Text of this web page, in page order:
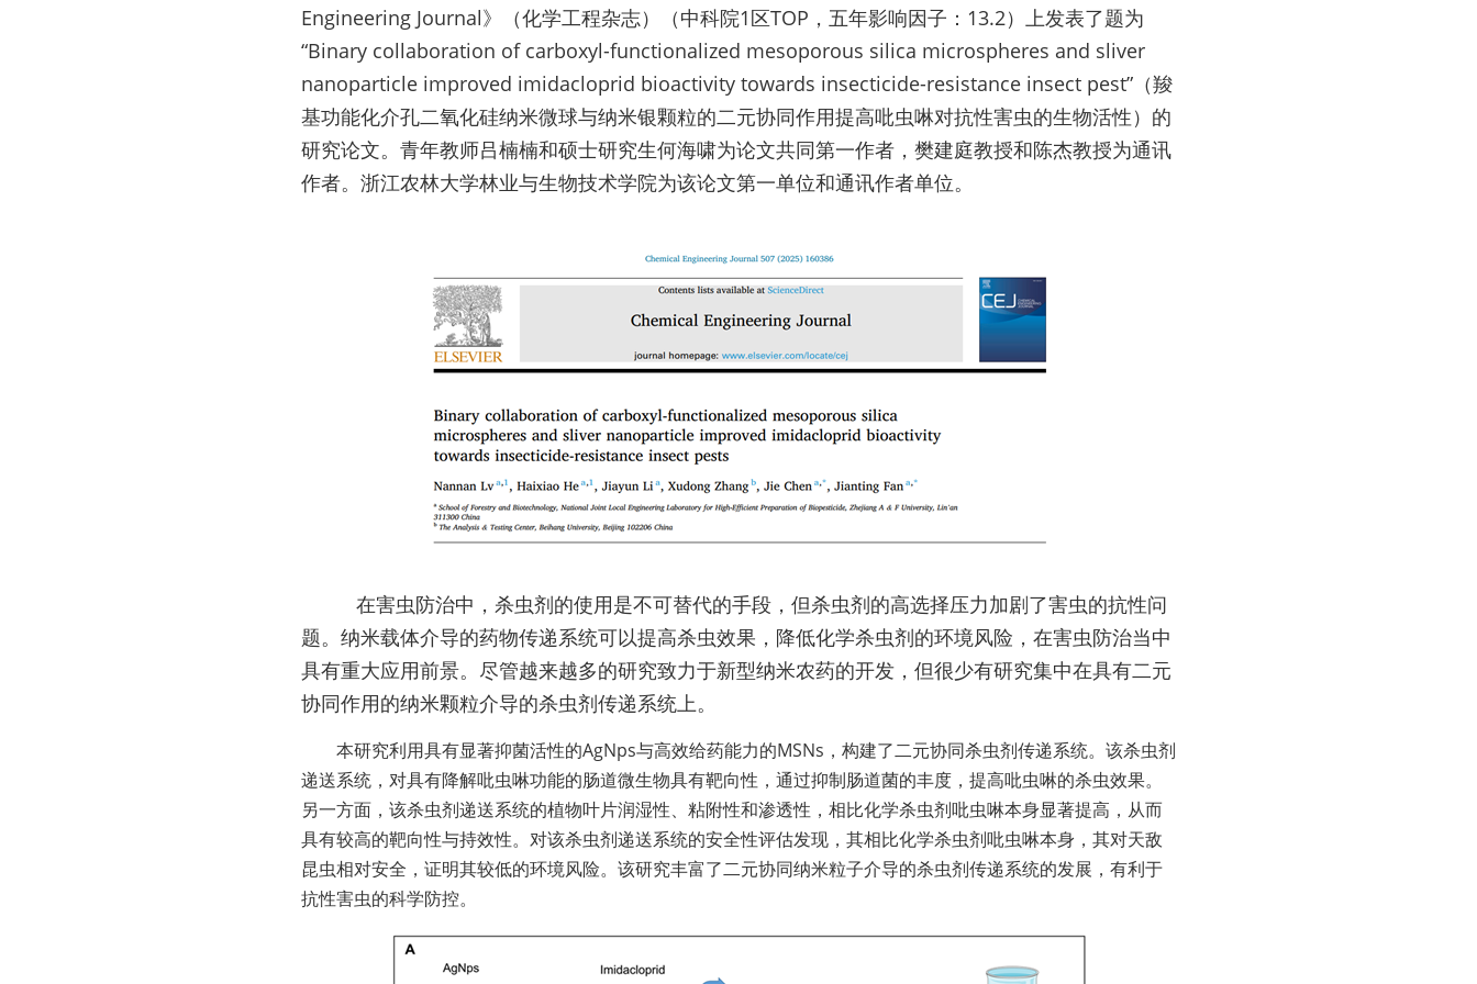
Engineering Journal》（化学工程杂志）（中科院1区TOP，五年影响因子：13.2）上发表了题为
“Binary collaboration of carboxyl-functionalized mesoporous silica microspheres and sliver
nanoparticle improved imidacloprid bioactivity towards insecticide-resistance insect pest”（羧
基功能化介孔二氧化硅纳米微球与纳米银颗粒的二元协同作用提高吡虫啉对抗性害虫的生物活性）的
研究论文。青年教师吕楠楠和硕士研究生何海啸为论文共同第一作者，樊建庭教授和陈杰教授为通讯
作者。浙江农林大学林业与生物技术学院为该论文第一单位和通讯作者单位。
题。纳米载体介导的药物传递系统可以提高杀虫效果，降低化学杀虫剂的环境风险，在害虫防治当中
具有重大应用前景。尽管越来越多的研究致力于新型纳米农药的开发，但很少有研究集中在具有二元
协同作用的纳米颗粒介导的杀虫剂传递系统上。
递送系统，对具有降解吡虫啉功能的肠道微生物具有靶向性，通过抑制肠道菌的丰度，提高吡虫啉的杀虫效果。
另一方面，该杀虫剂递送系统的植物叶片润湿性、粘附性和渗透性，相比化学杀虫剂吡虫啉本身显著提高，从而
具有较高的靶向性与持效性。对该杀虫剂递送系统的安全性评估发现，其相比化学杀虫剂吡虫啉本身，其对天敌
昆虫相对安全，证明其较低的环境风险。该研究丰富了二元协同纳米粒子介导的杀虫剂传递系统的发展，有利于
抗性害虫的科学防控。